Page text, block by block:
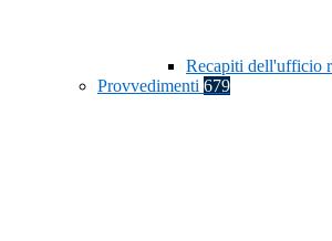
Recapiti dell'ufficio
Provvedimenti 679